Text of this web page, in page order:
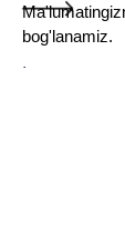
bog'lanamiz.
Ism
UZ